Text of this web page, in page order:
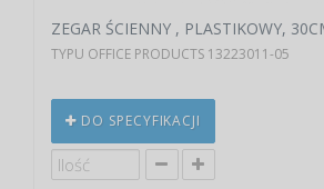
ZEGAR ŚCIENNY , PLASTIKOWY,
TYPU OFFICE PRODUCTS 13223011-05
DO SPECYFIKACJI